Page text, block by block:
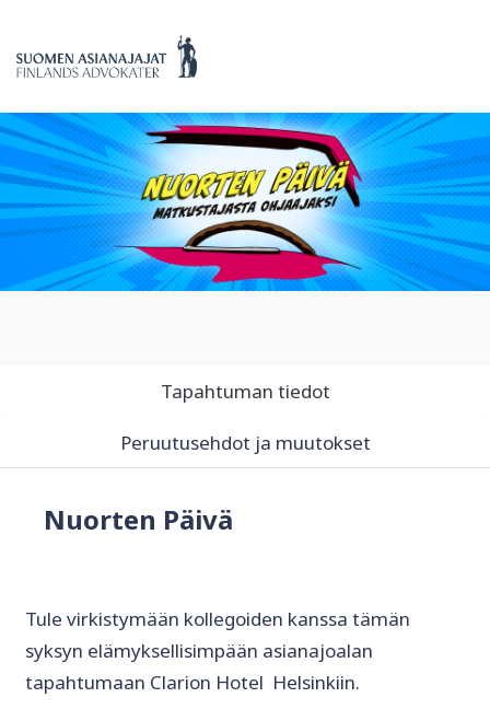
Tapahtuman tiedot
Peruutusehdot ja muutokset
Nuorten Päivä
Tule virkistymään kollegoiden kanssa tämän
syksyn elämyksellisimpään asianajoalan
tapahtumaan Clarion Hotel Helsinkiin.